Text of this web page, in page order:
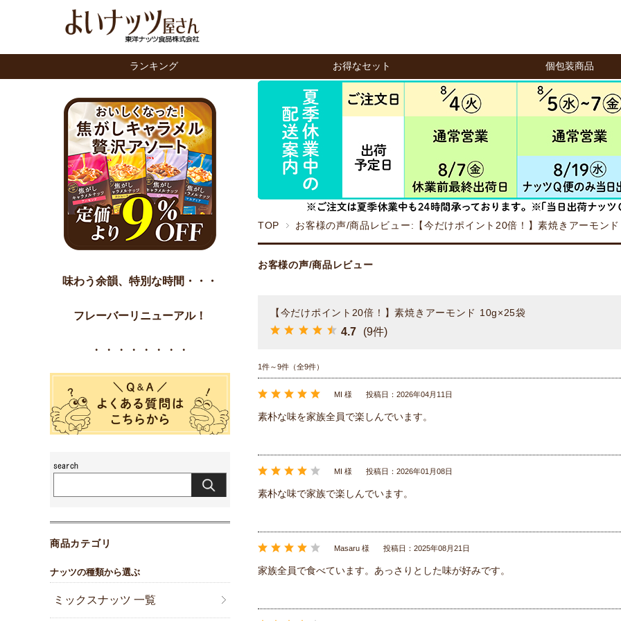
ランキング お得なセット 個包装商品
TOP お客様の声/商品レビュー:【今だけポイント20倍！】素焼きアーモン
お客様の声/商品レビュー
【今だけポイント20倍！】素焼きアーモンド 10g×25袋
4.7 (9件)
1件～9件（全9件）
MI 様 投稿日：2026年04月11日
素朴な味を家族全員で楽しんでいます。
MI 様 投稿日：2026年01月08日
素朴な味で家族で楽しんでいます。
Masaru 様 投稿日：2025年08月21日
家族全員で食べています。あっさりとした味が好みです。
味わう余韻、特別な時間・・・
フレーバーリニューアル！
・・・・・・・・
商品カテゴリ
ナッツの種類から選ぶ
ミックスナッツ 一覧